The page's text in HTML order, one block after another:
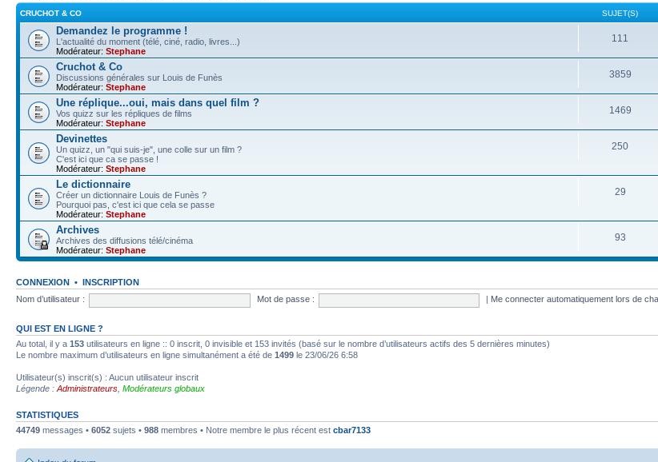
CRUCHOT & CO SUJET(S)
Demandez le programme !
L'actualité du moment (télé, ciné, radio, livres...)
Modérateur: Stephane
111
Cruchot & Co
Discussions générales sur Louis de Funès
Modérateur: Stephane
3859
Une réplique...oui, mais dans quel film ?
Vos quizz sur les répliques de films
Modérateur: Stephane
1469
Devinettes
Un quizz, un "qui suis-je", une colle sur un film ?
C'est ici que ca se passe !
Modérateur: Stephane
250
Le dictionnaire
Créer un dictionnaire Louis de Funès ?
Pourquoi pas, c'est ici que cela se passe
Modérateur: Stephane
29
Archives
Archives des diffusions télé/cinéma
Modérateur: Stephane
93
CONNEXION • INSCRIPTION
Nom d’utilisateur :
Mot de passe : Me connecter automatiquement lors de
QUI EST EN LIGNE ?
Au total, il y a 153 utilisateurs en ligne :: 0 inscrit, 0 invisible et 153 invités (basé sur le nombre d’utilisateurs actifs des 5 dernières minutes)
Le nombre maximum d’utilisateurs en ligne simultanément a été de 1499 le 23/06/26 6:58
Utilisateur(s) inscrit(s) : Aucun utilisateur inscrit
Légende : Administrateurs Modérateurs globaux
STATISTIQUES
44749 messages • 6052 sujets • 988 membres • Notre membre le plus récent est cbar7133